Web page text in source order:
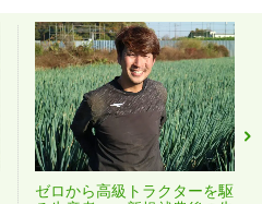
ゼロから高級トラクターを駆